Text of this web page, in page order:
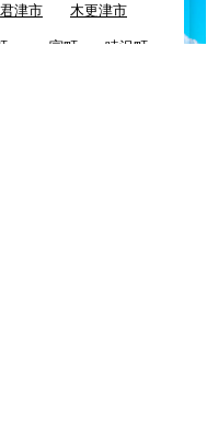
君津市 木更津市
一宮町 睦沢町